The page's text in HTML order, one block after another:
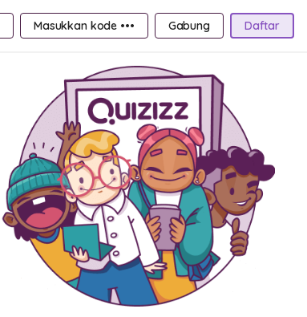
Masukkan kode ••• Gabung Daftar